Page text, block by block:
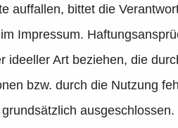
auffallen, bittet die
Impressum.
ideeller Art beziehen, die
bzw. durch die Nutzung